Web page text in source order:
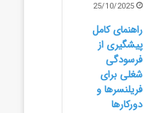
25/10/2025
راهنمای کامل
پیشگیری از
فرسودگی
شغلی برای
فریلنسرها و
دورکارها